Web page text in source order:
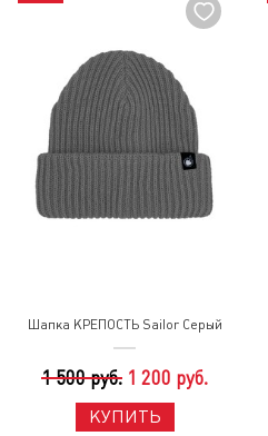
Шапка КРЕПОСТЬ Sailor Серый
1 500 руб. 1 200 руб.
КУПИТЬ